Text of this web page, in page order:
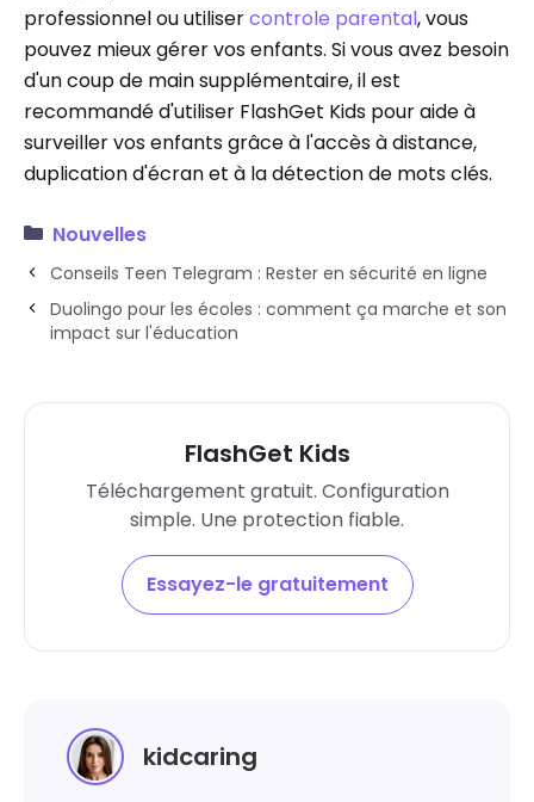
professionnel ou utilisercontrole parental, vous
pouvez mieux gérer vos enfants. Si vous avez besoin
d'un coup de main supplémentaire, il est
recommandé d'utiliser FlashGet Kids pour aide à
surveiller vos enfants grâce à l'accès à distance,
duplication d'écran et à la détection de mots clés.
Nouvelles
Conseils Teen Telegram : Rester en sécurité en ligne
Duolingo pour les écoles : comment ça marche et son
impact sur l'éducation
FlashGet Kids
Téléchargement gratuit. Configuration
simple. Une protection fiable.
Essayez-le gratuitement
kidcaring